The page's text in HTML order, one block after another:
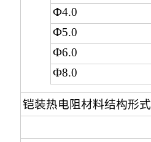
Ф4.0
Ф5.0
Ф6.0
Ф8.0
铠装热电阻材料结构形式